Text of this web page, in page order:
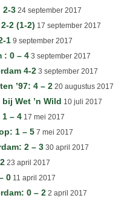
2-3 24 september 2017
2 (1-2) 17 september 2017
1 9 september 2017
: 0 – 4 3 september 2017
4-2 3 september 2017
’97: 4 – 2 20 augustus 2017
Wet ’n Wild 10 juli 2017
1 – 4 17 mei 2017
1 – 5 7 mei 2017
2 – 3 30 april 2017
23 april 2017
0 11 april 2017
0 – 2 2 april 2017